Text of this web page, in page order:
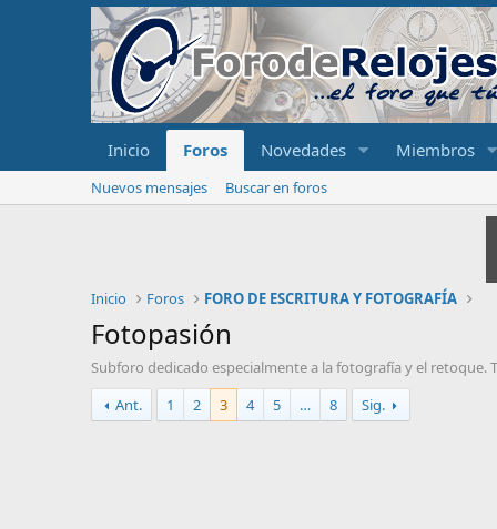
Inicio Foros Novedades Miembros
Nuevos mensajes Buscar en foros
Inicio Foros FORO DE ESCRITURA Y FOTOGRAFÍA
Fotopasión
Subforo dedicado especialmente a la fotografía y el retoque.
Ant.
1 2 3 4 5 … 8 Sig.